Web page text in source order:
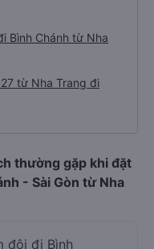
Bình Chánh từ Nha
từ Nha Trang đi
thường gặp khi đặt
- Sài Gòn từ Nha
đôi đi Bình